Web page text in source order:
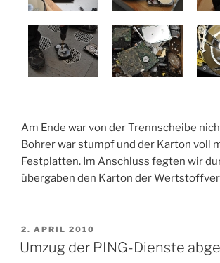
Am Ende war von der Trennscheibe
Bohrer war stumpf und der Karton voll
Festplatten. Im Anschluss fegten wir
übergaben den Karton der
VERÖFFENTLICHT
AM
2. APRIL 2010
Umzug der PING-Dienste